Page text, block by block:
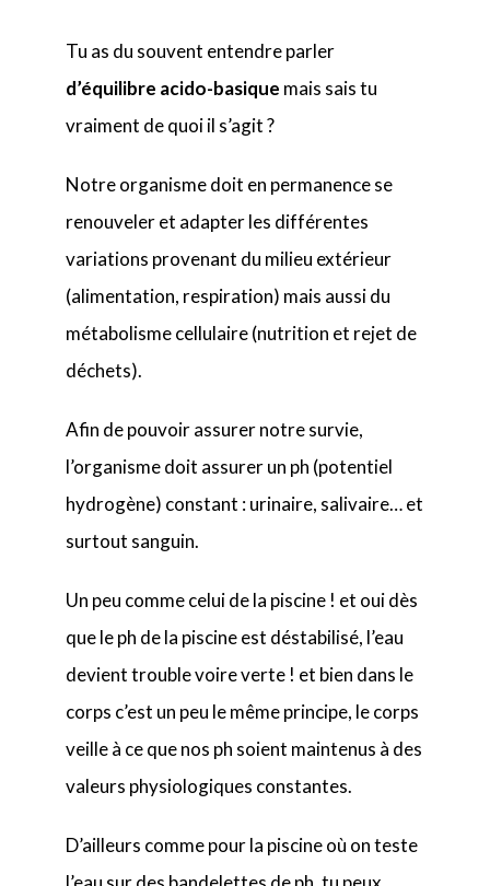
Tu as du souvent entendre parler
d’équilibre acido-basique mais sais tu
vraiment de quoi il s’agit ?
Notre organisme doit en permanence se
renouveler et adapter les différentes
variations provenant du milieu extérieur
(alimentation, respiration) mais aussi du
métabolisme cellulaire (nutrition et rejet de
déchets).
Afin de pouvoir assurer notre survie,
l’organisme doit assurer un ph (potentiel
hydrogène) constant : urinaire, salivaire… et
surtout sanguin.
Un peu comme celui de la piscine ! et oui dès
que le ph de la piscine est déstabilisé, l’eau
devient trouble voire verte ! et bien dans le
corps c’est un peu le même principe, le corps
veille à ce que nos ph soient maintenus à des
valeurs physiologiques constantes.
D’ailleurs comme pour la piscine où on teste